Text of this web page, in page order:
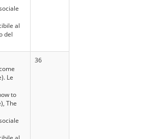
al
del
Le
to
The
36